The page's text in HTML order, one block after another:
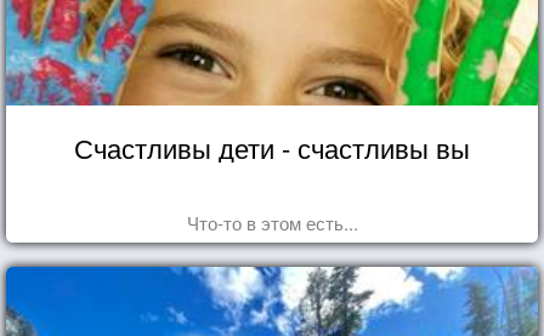
Счастливы дети - счастливы вы
Что-то в этом есть...